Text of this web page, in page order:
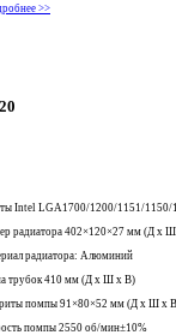
>>
Intel LGA1700/1200/1151/
радиатора 402×120×27 мм (Д х
радиатора: Алюминий
трубок 410 мм (Д х Ш х В)
помпы 91×80×52 мм (Д х Ш х
помпы 2550 об/мин±10%